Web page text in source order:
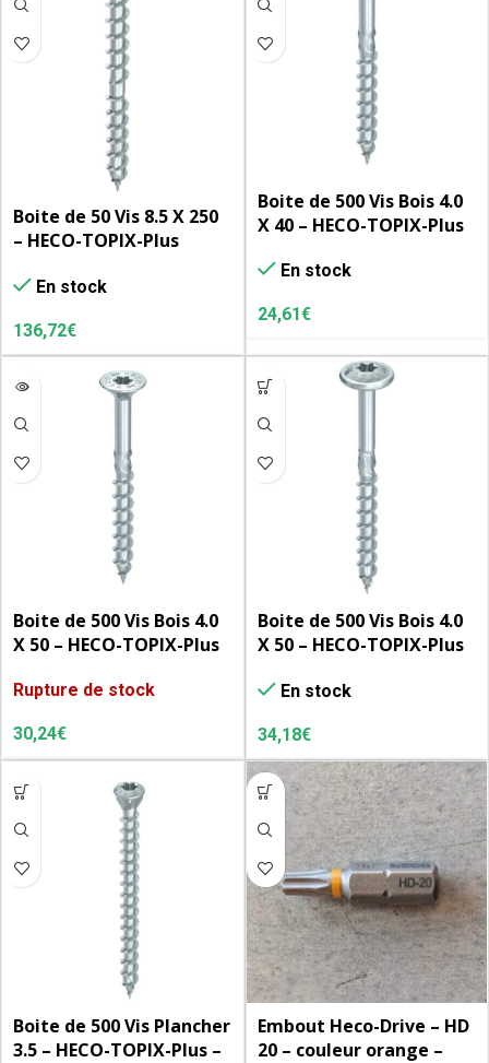
Boite de 50 Vis 8.5 X 250
– HECO-TOPIX-Plus
cylindrique, T-Drive, filet
En stock
136,72€
Boite de 500 Vis Bois 4.0
X 40 – HECO-TOPIX-Plus
de fraisage
En stock
24,61€
Boite de 500 Vis Bois 4.0
X 50 – HECO-TOPIX-Plus
de fraisage
Rupture de stock
30,24€
Boite de 500 Vis Bois 4.0
X 50 – HECO-TOPIX-Plus
filet total variable –
En stock
34,18€
Boite de 500 Vis Plancher
3.5 – HECO-TOPIX-Plus –
Embout Heco-Drive – HD
20 – couleur orange –